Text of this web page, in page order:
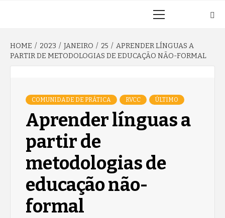
HOME 2023 JANEIRO 25
APRENDER LÍNGUAS A
PARTIR DE METODOLOGIAS DE EDUCAÇÃO NÃO-FORMAL
COMUNIDADE DE PRÁTICA RVCC ÚLTIMO
Aprender línguas a
partir de
metodologias de
educação não-
formal